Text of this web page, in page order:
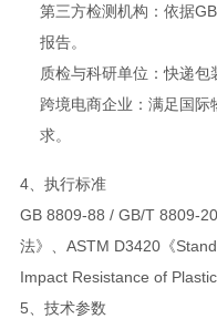
第三方检测机构：依据
报告。
质检与科研单位：快递包
跨境电商企业：满足国
求。
4、执行标准
GB 8809-88 / GB/T 8809-
法》、ASTM D3420《
Impact Resistance of
5、技术参数